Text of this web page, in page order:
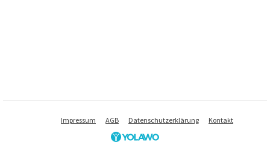
Impressum AGB Datenschutzerklärung Kontakt